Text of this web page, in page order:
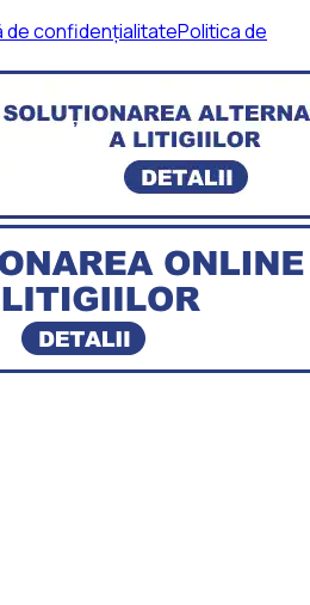
de confidențialitatePolitica de